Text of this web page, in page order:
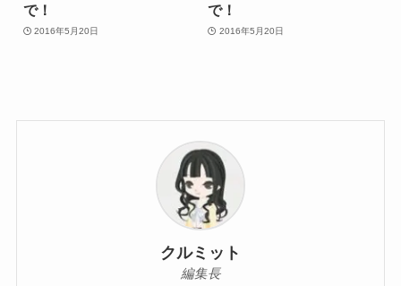
で！
2016年5月20日
で！
2016年5月20日
クルミット
編集長